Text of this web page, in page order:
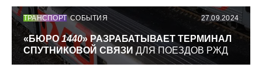
ТРАНСПОРТ СОБЫТИЯ 27.09.2024
«БЮРО1440» РАЗРАБАТЫВАЕТ ТЕРМИНАЛ
СПУТНИКОВОЙ СВЯЗИ ДЛЯ ПОЕЗДОВ РЖД